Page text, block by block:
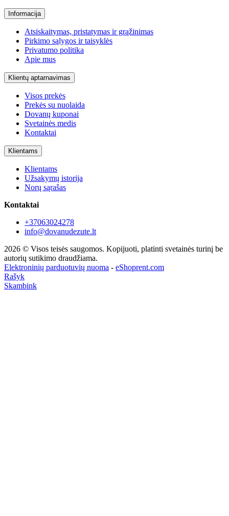
Informacija
Atsiskaitymas, pristatymas ir grąžinimas
Pirkimo sąlygos ir taisyklės
Privatumo politika
Apie mus
Klientų aptarnavimas
Visos prekės
Prekės su nuolaida
Dovanų kuponai
Svetainės medis
Kontaktai
Klientams
Klientams
Užsakymų istorija
Norų sąrašas
Kontaktai
+37063024278
info@dovanudezute.lt
2026 © Visos teisės saugomos. Kopijuoti, platinti svetainės turinį be
autorių sutikimo draudžiama.
Elektroninių parduotuvių nuoma - eShoprent.com
Rašyk
Skambink